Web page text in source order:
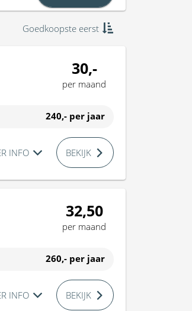
Goedkoopste eerst
30,-
per maand
240,- per jaar
INFO BEKIJK
32,50
per maand
260,- per jaar
INFO BEKIJK